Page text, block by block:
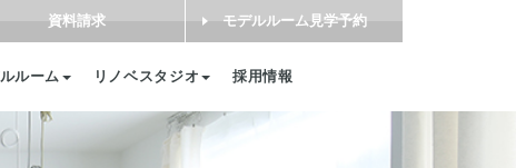
ルーム リノベスタジオ 採用情報
資料請求 モデルルーム見学予約